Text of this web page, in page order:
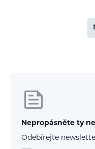
Nepropásněte ty
Odebírejte